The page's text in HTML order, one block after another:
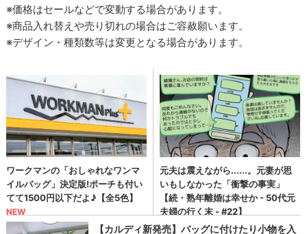
※価格はセールなどで変動する場合があります。
※商品入れ替えや売り切れの場合はご容赦願います。
※デザイン・種類数等は変更となる場合があります。